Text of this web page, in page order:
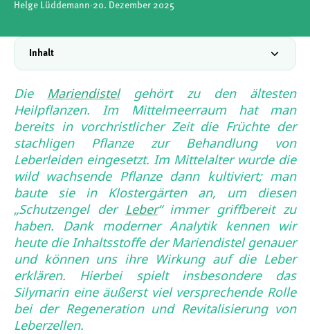
Helge Lüddemann·20. Dezember 2025
Inhalt
Die Mariendistelgehört zu den ältesten
Heilpflanzen. Im Mittelmeerraum hat man
bereits in vorchristlicher Zeit die Früchte der
stachligen Pflanze zur Behandlung von
Leberleiden eingesetzt. Im Mittelalter wurde die
wild wachsende Pflanze dann kultiviert; man
baute sie in Klostergärten an, um diesen
„Schutzengel der Leber“ immer griffbereit zu
haben. Dank moderner Analytik kennen wir
heute die Inhaltsstoffe der Mariendistel genauer
und können uns ihre Wirkung auf die Leber
erklären. Hierbei spielt insbesondere das
Silymarin eine äußerst viel versprechende Rolle
bei der Regeneration und Revitalisierung von
Leberzellen.